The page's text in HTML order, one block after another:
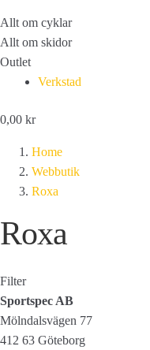
Allt om cyklar
Allt om skidor
Outlet
Verkstad
0,00 kr
Home
Webbutik
Roxa
Roxa
Filter
Sportspec AB
Mölndalsvägen 77
412 63 Göteborg